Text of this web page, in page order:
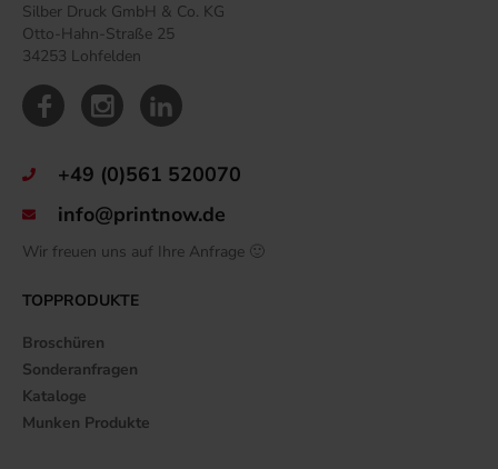
Silber Druck GmbH & Co. KG
Otto-Hahn-Straße 25
34253 Lohfelden
+49 (0)561 520070
info@printnow.de
Wir freuen uns auf Ihre Anfrage 🙂
TOPPRODUKTE
Broschüren
Sonderanfragen
Kataloge
Munken Produkte